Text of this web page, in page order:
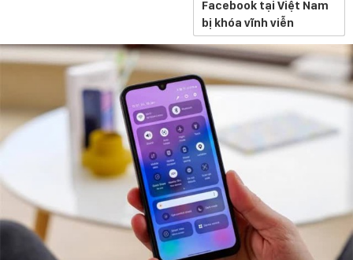
Facebook tại Việt Nam
bị khóa vĩnh viễn